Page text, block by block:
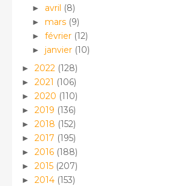
► avril (8)
► mars (9)
► février (12)
► janvier (10)
► 2022 (128)
► 2021 (106)
► 2020 (110)
► 2019 (136)
► 2018 (152)
► 2017 (195)
► 2016 (188)
► 2015 (207)
► 2014 (153)